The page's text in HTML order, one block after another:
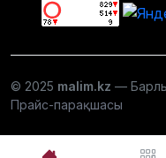
© 2025 malim.kz —
Прайс-парақшасы